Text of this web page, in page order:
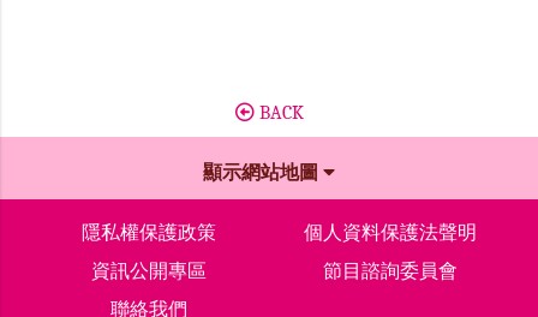
BACK
顯示網站地圖
隱私權保護政策
個人資料保護法聲明
資訊公開專區
節目諮詢委員會
聯絡我們